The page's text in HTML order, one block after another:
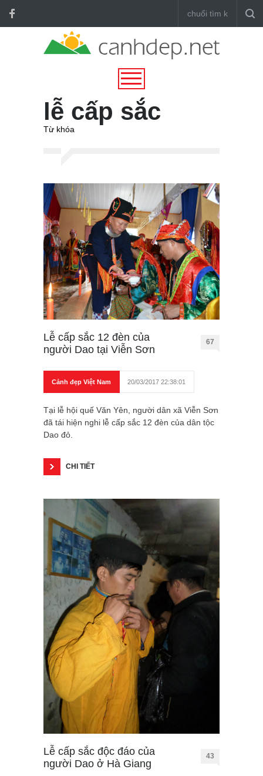
lễ cấp sắc
Từ khóa
Lễ cấp sắc 12 đèn của
người Dao tại Viễn Sơn
67
Cảnh đẹp Việt Nam 20/03/2017 22:38:01
Tại lễ hội quế Văn Yên, người dân xã Viễn Sơn
đã tái hiện nghi lễ cấp sắc 12 đèn của dân tộc
Dao đỏ.
CHI TIẾT
Lễ cấp sắc độc đáo của
người Dao ở Hà Giang
43